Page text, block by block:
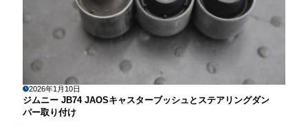
2026年1月10日
ジムニー JB74 JAOSキャスターブッシュとステアリングダン
パー取り付け